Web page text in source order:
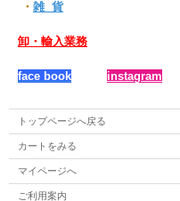
・ 雑 貨
卸・輸入業務
face book instagram
トップページへ戻る
カートをみる
マイページへ
ご利用案内